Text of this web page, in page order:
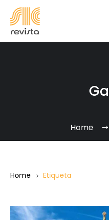
Home
Home Etiqueta
La